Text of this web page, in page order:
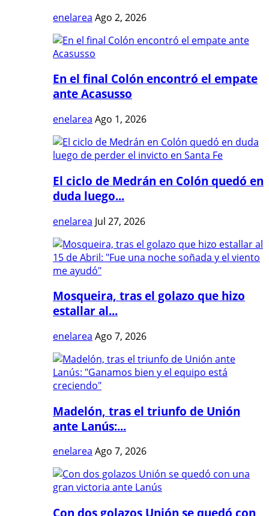
enelarea Ago 2, 2026
En el final Colón encontró el empate
ante Acasusso
enelarea Ago 1, 2026
El ciclo de Medrán en Colón quedó en
duda luego...
enelarea Jul 27, 2026
Mosqueira, tras el golazo que hizo
estallar al...
enelarea Ago 7, 2026
Madelón, tras el triunfo de Unión
ante Lanús:...
enelarea Ago 7, 2026
Con dos golazos Unión se quedó con